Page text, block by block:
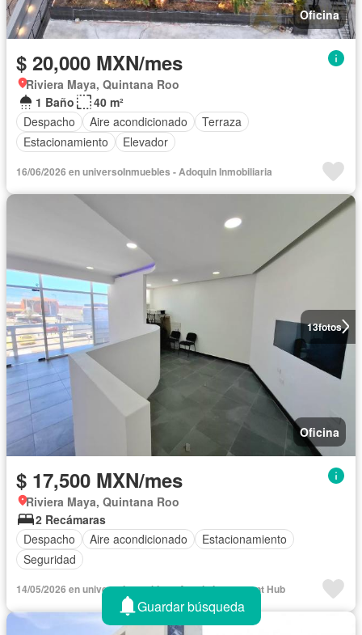
Oficina
$ 20,000 MXN/mes
Riviera Maya, Quintana Roo
1 Baño
40 m²
Despacho
Aire acondicionado
Terraza
Estacionamiento
Elevador
16/06/2026 en universoInmuebles - Adoquin Inmobiliaria
13fotos
Oficina
$ 17,500 MXN/mes
Riviera Maya, Quintana Roo
2 Recámaras
Despacho
Aire acondicionado
Estacionamiento
Seguridad
14/05/2026 en universoInmuebles - Azaola Investment Hub
Guardar búsqueda